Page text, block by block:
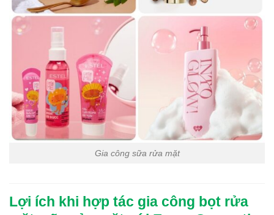
Gia công sữa rửa mặt
Lợi ích khi hợp tác gia công bọt rửa